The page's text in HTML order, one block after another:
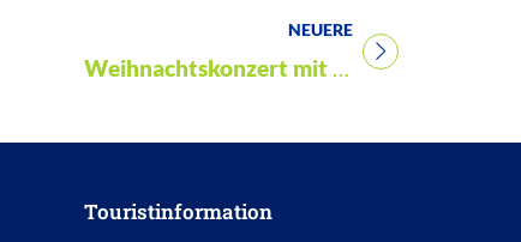
NEUERE
Titel für Veranstaltung
Weihnachtskonzert mit Liedern und Gedichten
Touristinformation